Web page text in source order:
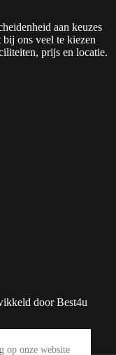
op onze website
aan keuzes
ons veel te kiezen
prijs en locatie.
door Best4u